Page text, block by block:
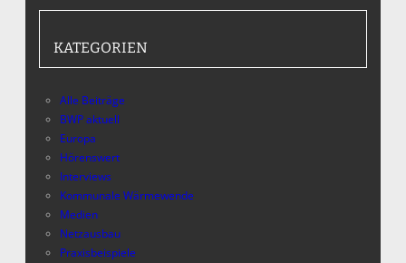
KATEGORIEN
Alle Beiträge
BWP aktuell
Europa
Hörenswert
Interviews
Kommunale Wärmewende
Medien
Netzausbau
Praxisbeispiele